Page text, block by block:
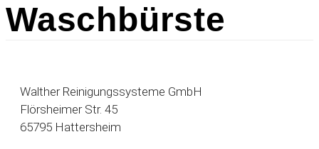
Waschbürste
Walther Reinigungssysteme GmbH
Flörsheimer Str. 45
65795 Hattersheim